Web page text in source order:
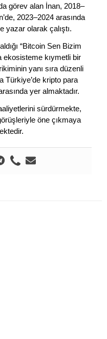
görev alan İnan, 2018–
2023–2024 arasında
yazar olarak çalıştı.
“Bitcoin Sen Bizim
ekosisteme kıymetli bir
yanı sıra düzenli
Türkiye’de kripto para
yer almaktadır.
sürdürmekte,
öne çıkmaya